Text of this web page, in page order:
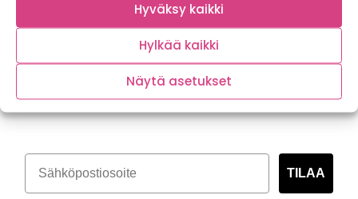
Hyväksy kaikki
Hylkää kaikki
Näytä asetukset
Tilaa kasvispitoinen uutiskirje
TILAA